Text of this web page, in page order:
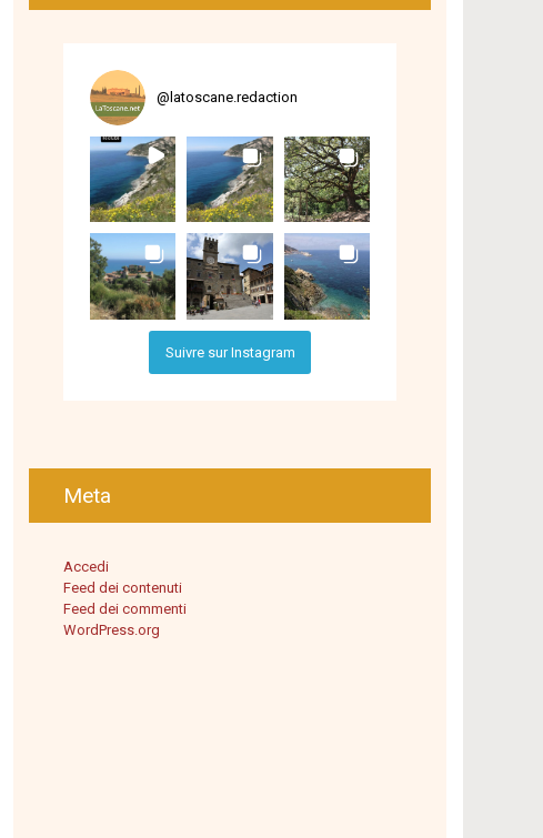
@ latoscane.redaction
Suivre sur Instagram
Meta
Accedi
Feed dei contenuti
Feed dei commenti
WordPress.org